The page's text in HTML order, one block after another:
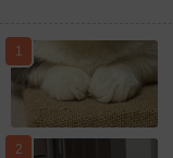
1
2